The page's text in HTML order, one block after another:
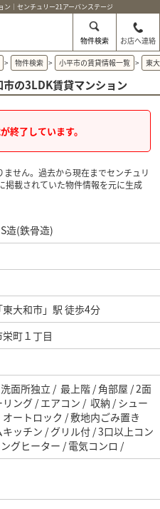
ン｜センチュリー21アーバンステージ
物件検索 お店へ連絡
> 物件検索 > 小平市の賃貸情報一覧 > 東
市の3LDK賃貸マンション
終了しています。
せん。過去から現在までセンチュリ
掲載されていた物件情報を元に生成
造(鉄骨造)
大和市」駅 徒歩4分
町１丁目
面所独立 / 最上階 / 角部屋 / 2面
ング / エアコン / 収納 / シュー
ートロック / 敷地内ごみ置き
ッチン / グリル付 / 3口以上コン
グヒーター / 電気コンロ /